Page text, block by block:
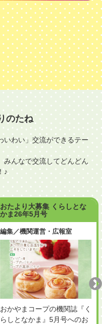
のたね
いわい」交流ができるテー
みんなで交流してどんどん
♪
おたより大募集 くらしとな
かま26年5月号
編集／機関運営・広報室
おかやまコープの機関誌『く
らしとなかま』5月号へのお